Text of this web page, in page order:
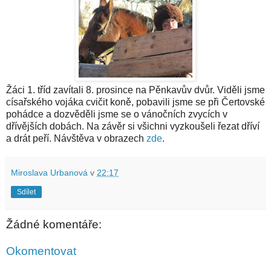
Žáci 1. tříd zavítali 8. prosince na Pěnkavův dvůr. Viděli jsme
císařského vojáka cvičit koně, pobavili jsme se při Čertovské
pohádce a dozvěděli jsme se o vánočních zvycích v
dřívějších dobách. Na závěr si všichni vyzkoušeli řezat dříví
a drát peří. Návštěva v obrazech zde.
Miroslava Urbanová v 22:17
Sdílet
Žádné komentáře:
Okomentovat